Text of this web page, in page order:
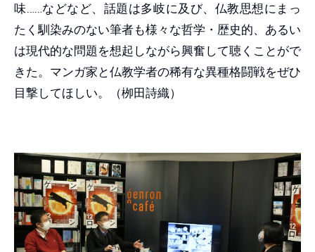
味……などなど、話題は多岐に及び、仏教思想にまっ
たく馴染みのない筆者も様々な哲学・歴史的、あるい
は現代的な問題を想起しながら興奮して聴くことがで
きた。マンガ家と仏教学者の稀有な異種格闘戦をぜひ
目撃してほしい。（栁田詩織）